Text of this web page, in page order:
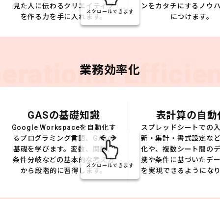
見た人に伝わるクリエイティブ
を作る力を手に入れます。
ンをカタチにするノウ
につけます。
スクロールできます
業務効率化
GASの基礎知識
Google Workspaceを自動化す
るプログラミング言語、GASの
基礎を学びます。変数、関数、
条件分岐などの基本的な考え方
から段階的に習得します。
表計算の自動
スプレッドシートでの
新・集計・書式設定な
化や、複数シート間の
携や条件に基づいたデ
を実現できるようにな
スクロールできます